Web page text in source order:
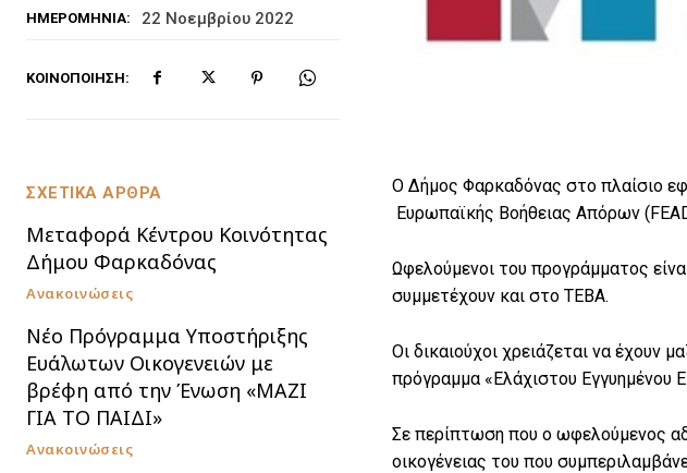
ΗΜΕΡΟΜΗΝΊΑ: 22 Νοεμβρίου 2022
ΚΟΙΝΟΠΟΊΗΣΗ:
ΣΧΕΤΙΚΑ ΑΡΘΡΑ
Μεταφορά Κέντρου Κοινότητας
Δήμου Φαρκαδόνας
Ανακοινώσεις
Nέο Πρόγραμμα Υποστήριξης
Ευάλωτων Οικογενειών με
βρέφη από την Ένωση «ΜΑΖΙ
ΓΙΑ ΤΟ ΠΑΙΔΙ»
Ανακοινώσεις
Ο Δήμος Φαρκαδόνας στο πλαίσιο
Ευρωπαϊκής Βοήθειας Απόρων
Ωφελούμενοι του προγράμματος
συμμετέχουν και στο ΤΕΒΑ.
Οι δικαιούχοι χρειάζεται να έχουν
πρόγραμμα «Ελάχιστου Εγγυημένου
Σε περίπτωση που ο ωφελούμενος
οικογένειας του που